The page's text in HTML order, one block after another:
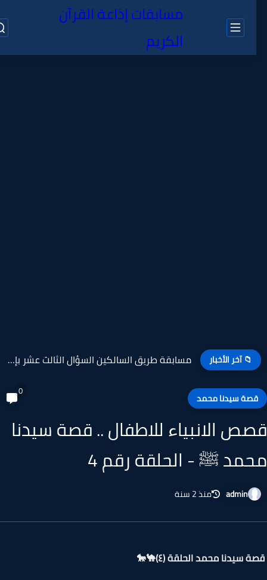
مسابقات إذاعة القرآن
الكريم
📁 آخر الأخبار مسابقة طريق السالكين السؤال الثالث عشر بإذاعة القرآن الكريم
سيدنا محمد
الانبياء للاطفال .. قصة سيدنا
ﷺ - الحلقة رقم 4
admin منذ 2 سنة
سيدنا محمد الحلقة (٤)🐪🐎